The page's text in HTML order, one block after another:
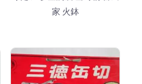
家 火鉢